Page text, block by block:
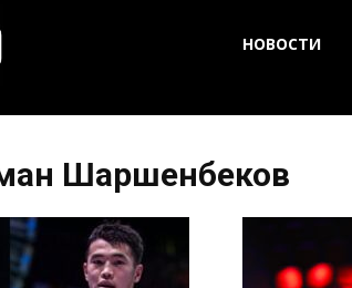
Новости
НОВОСТИ
Шаршенбеков